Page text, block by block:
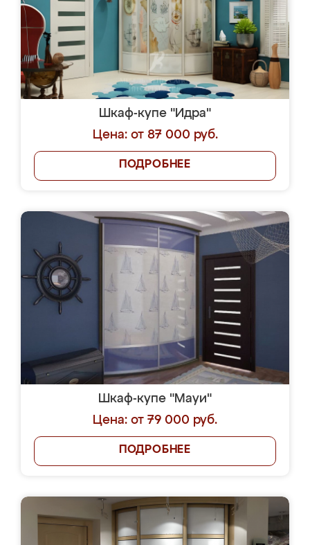
Шкаф-купе "Идра"
Цена: от 87 000 руб.
ПОДРОБНЕЕ
Шкаф-купе "Мауи"
Цена: от 79 000 руб.
ПОДРОБНЕЕ